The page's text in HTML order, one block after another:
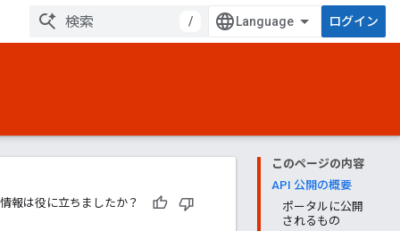
/ ログイン
このページの内容
API 公開の概要
ポータルに公開
されるもの
報は役に立ちましたか？